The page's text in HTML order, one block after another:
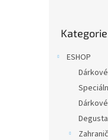
kategorie
Kategorie
ESHOP